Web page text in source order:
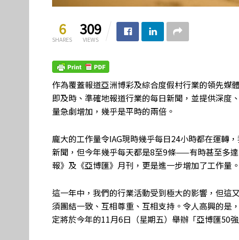
6
SHARES
309
VIEWS
作為覆蓋報道亞洲博彩及綜合度假村行業的領先媒
即及時、準確地報道行業的每日新聞，並提供深度
量急劇增加，幾乎是平時的兩倍。
龐大的工作量令IAG現時幾乎每日24小時都在運轉
新聞，但今年幾乎每天都是8至9條——有時甚至多
報》及《亞博匯》月刊，更是進一步增加了工作量。
這一年中，我們的行業活動受到極大的影響，但這
須團結一致、互相尊重、互相支持。令人高興的是
定將於今年的11月6日（星期五）舉辦「亞博匯50